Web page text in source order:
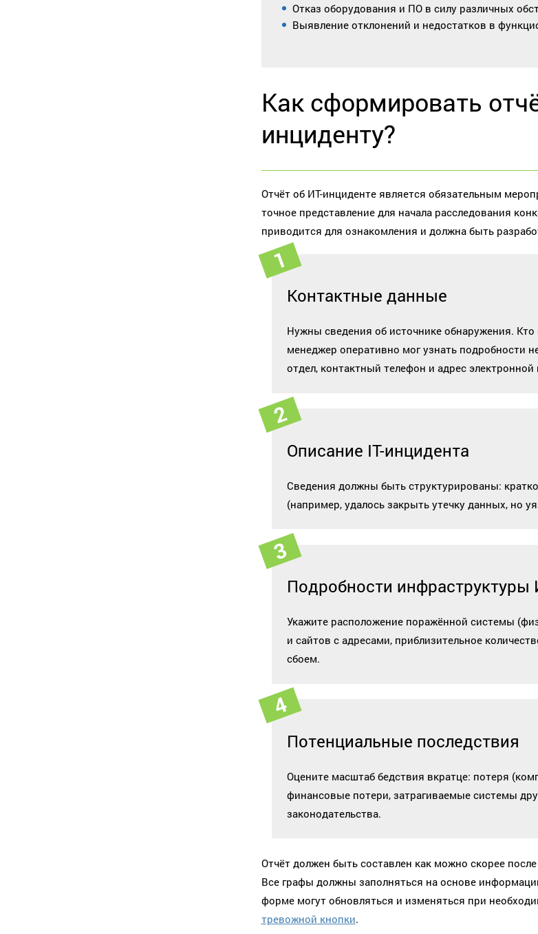
Отказ оборудования и ПО в силу различных
Выявление отклонений и недостатков в
Как сформировать
инциденту?
Отчёт об ИТ-инциденте является обязательным
точное представление для начала расследования
приводится для ознакомления и должна быть
Контактные данные
Нужны сведения об источнике обнаружения. Кто
менеджер оперативно мог узнать подробности
отдел, контактный телефон и адрес
Описание IT-инцидента
Сведения должны быть структурированы:
(например, удалось закрыть утечку данных, но
Подробности инфраструктуры
Укажите расположение поражённой системы
и сайтов с адресами, приблизительное
сбоем.
Потенциальные последствия
Оцените масштаб бедствия вкратце: потеря
финансовые потери, затрагиваемые системы
законодательства.
Отчёт должен быть составлен как можно скорее
Все графы должны заполняться на основе
форме могут обновляться и изменяться при
тревожной кнопки.